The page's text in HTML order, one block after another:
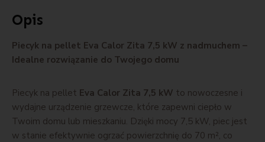
Opis
Piecyk na pellet Eva Calor Zita 7,5 kW z nadmuchem –
Idealne rozwiązanie do Twojego domu
Piecyk na pellet Eva Calor Zita 7,5 kW to nowoczesne i
wydajne urządzenie grzewcze, które zapewni ciepło w
Twoim domu lub mieszkaniu. Dzięki mocy 7,5 kW, piec jest
w stanie efektywnie ogrzać powierzchnię do 70 m², co